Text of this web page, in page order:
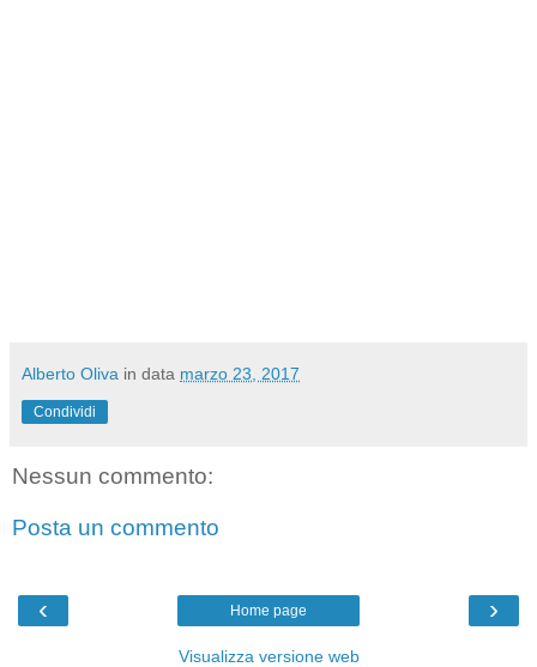
Alberto Oliva in data marzo 23, 2017
Condividi
Nessun commento:
Posta un commento
‹ ›
Home page
Visualizza versione web